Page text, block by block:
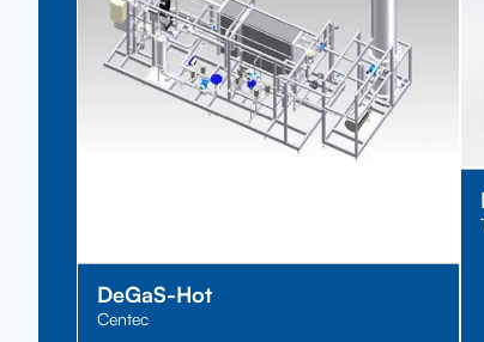
DeGaS-Hot
Centec